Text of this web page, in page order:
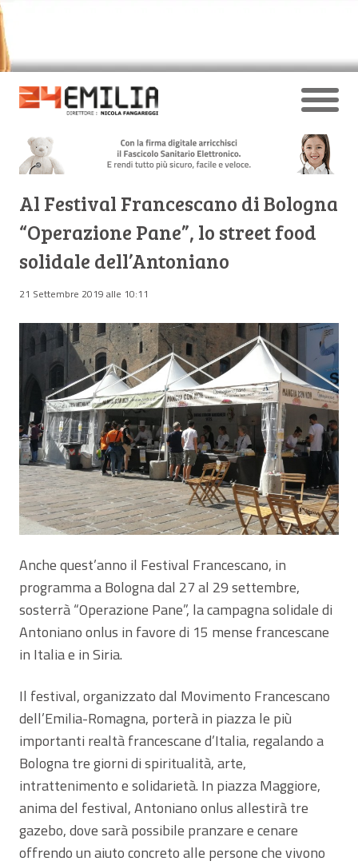
Al Festival Francescano di Bologna
“Operazione Pane”, lo street food
solidale dell’Antoniano
21 Settembre 2019 alle 10:11
Anche quest’anno il Festival Francescano, in
programma a Bologna dal 27 al 29 settembre,
sosterrà “Operazione Pane”, la campagna solidale di
Antoniano onlus in favore di 15 mense francescane
in Italia e in Siria.
Il festival, organizzato dal Movimento Francescano
dell’Emilia-Romagna, porterà in piazza le più
importanti realtà francescane d’Italia, regalando a
Bologna tre giorni di spiritualità, arte,
intrattenimento e solidarietà. In piazza Maggiore,
anima del festival, Antoniano onlus allestirà tre
gazebo, dove sarà possibile pranzare e cenare
offrendo un aiuto concreto alle persone che vivono